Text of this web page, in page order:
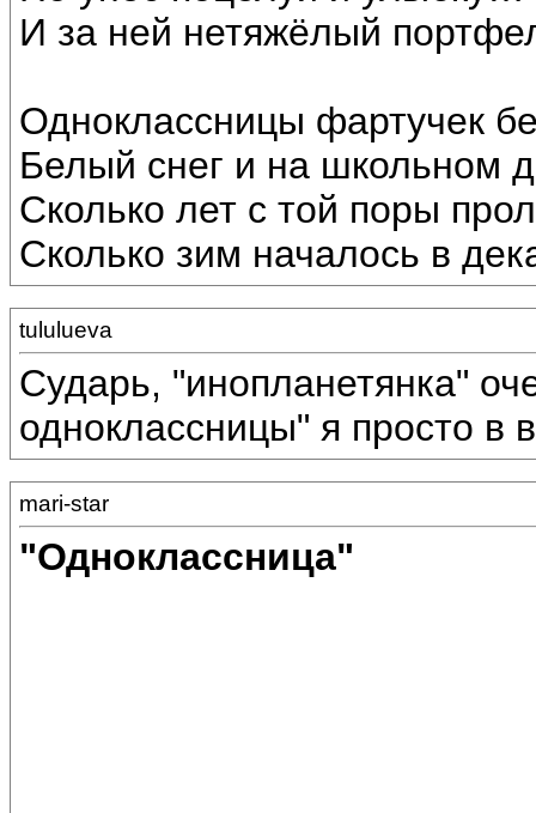
И за ней нетяжёлый
Одноклассницы фартучек
Белый снег и на школьном
Сколько лет с той поры
Сколько зим началось в
tululueva
Сударь, "инопланетянка"
одноклассницы" я просто в
mari-star
"Одноклассница"